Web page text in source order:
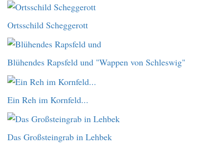
Ortsschild Scheggerott
Blühendes Rapsfeld und "Wappen von Schleswig"
Ein Reh im Kornfeld...
Das Großsteingrab in Lehbek